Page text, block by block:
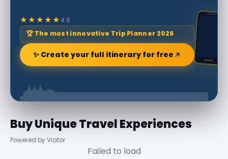
★★★★★4.9
🏆 The most innovative Trip Planner 2026
✨ Create your full itinerary for free
Buy Unique Travel Experiences
Powered by Viator
Failed to load